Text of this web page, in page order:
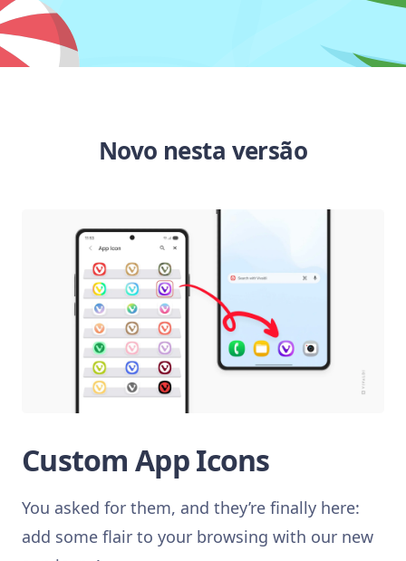
Novo nesta versão
Custom App Icons
You asked for them, and they’re finally here:
add some flair to your browsing with our new